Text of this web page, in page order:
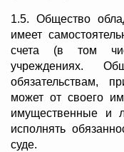
1.5. Общество
имеет
счета (в том
учреждениях.
обязательствам,
может от своего
имущественные и
исполнять
суде.